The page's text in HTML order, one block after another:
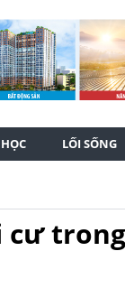
LỐI SỐNG
cư